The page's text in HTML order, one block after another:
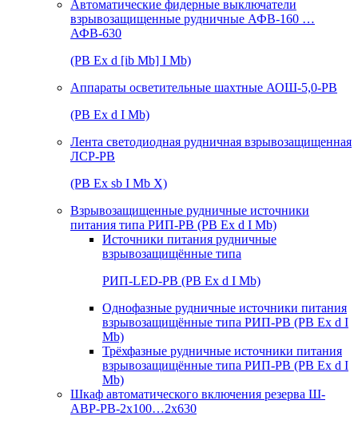
Автоматические фидерные выключатели
взрывозащищенные рудничные АФВ-160 …
АФВ-630
(РВ Ex d [ib Mb] I Mb)
Аппараты осветительные шахтные АОШ-5,0-РВ
(РВ Ex d I Mb)
Лента светодиодная рудничная взрывозащищенная
ЛСР-РВ
(РВ Ex sb I Mb Х)
Взрывозащищенные рудничные источники
питания типа РИП-РВ (РВ Ex d I Mb)
Источники питания рудничные
взрывозащищённые типа
РИП-LED-РВ (РВ Ex d I Mb)
Однофазные рудничные источники питания
взрывозащищённые типа РИП-РВ (РВ Ex d I
Mb)
Трёхфазные рудничные источники питания
взрывозащищённые типа РИП-РВ (РВ Ex d I
Mb)
Шкаф автоматического включения резерва Ш-
АВР-РВ-2х100…2х630